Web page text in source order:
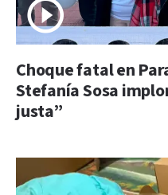
Choque fatal en
Stefanía Sosa
justa”